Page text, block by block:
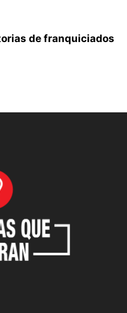
de franquiciados